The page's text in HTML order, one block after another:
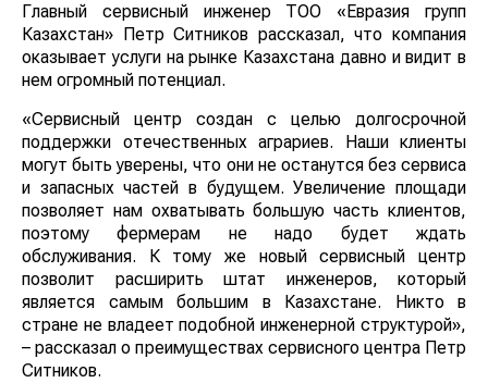
Главный сервисный инженер ТОО «Евразия групп
Казахстан» Петр Ситников рассказал, что компания
оказывает услуги на рынке Казахстана давно и видит в
нем огромный потенциал.
«Сервисный центр создан с целью долгосрочной
поддержки отечественных аграриев. Наши клиенты
могут быть уверены, что они не останутся без сервиса
и запасных частей в будущем. Увеличение площади
позволяет нам охватывать большую часть клиентов,
поэтому фермерам не надо будет ждать
обслуживания. К тому же новый сервисный центр
позволит расширить штат инженеров, который
является самым большим в Казахстане. Никто в
стране не владеет подобной инженерной структурой»,
– рассказал о преимуществах сервисного центра Петр
Ситников.